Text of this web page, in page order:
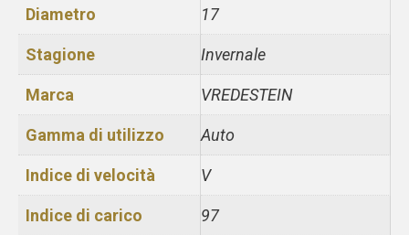
Diametro 17
Stagione Invernale
Marca VREDESTEIN
Gamma di utilizzo Auto
Indice di velocità V
Indice di carico 97